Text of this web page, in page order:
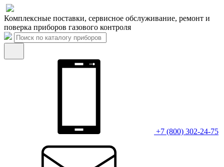
Комплексные поставки, сервисное обслуживание, ремонт и
поверка приборов газового контроля
+7 (800) 302-24-75